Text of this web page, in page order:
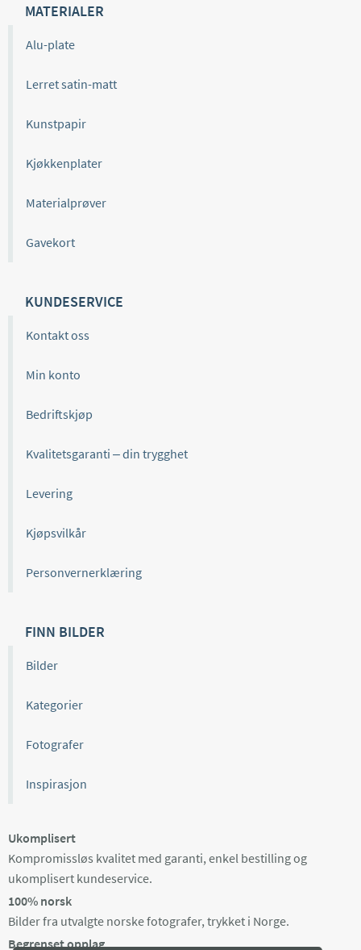
MATERIALER
Alu-plate
Lerret satin-matt
Kunstpapir
Kjøkkenplater
Materialprøver
Gavekort
KUNDESERVICE
Kontakt oss
Min konto
Bedriftskjøp
Kvalitetsgaranti – din trygghet
Levering
Kjøpsvilkår
Personvernerklæring
FINN BILDER
Bilder
Kategorier
Fotografer
Inspirasjon
Ukomplisert
Kompromissløs kvalitet med garanti, enkel bestilling og
ukomplisert kundeservice.
100% norsk
Bilder fra utvalgte norske fotografer, trykket i Norge.
Begrenset opplag